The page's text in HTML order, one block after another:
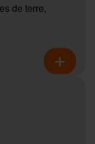
de terre,